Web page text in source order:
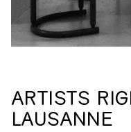
ARTISTS
LAUSANNE